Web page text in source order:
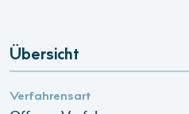
Übersicht
Verfahrensart